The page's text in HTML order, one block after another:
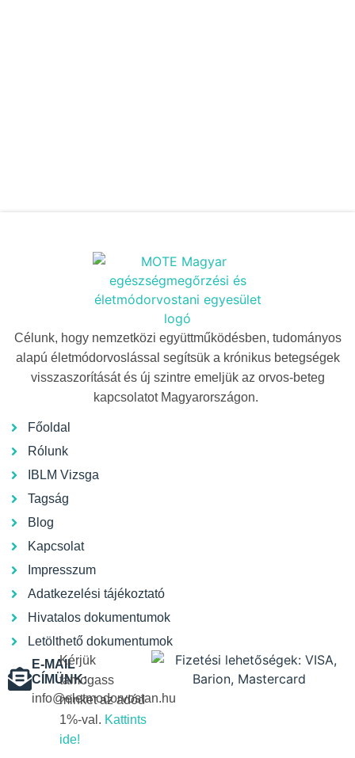
Célunk, hogy nemzetközi együttműködésben, tudományos
alapú életmódorvoslással segítsük a krónikus betegségek
visszaszorítását és új szintre emeljük az orvos-beteg
kapcsolatot Magyarországon.
Főoldal
Rólunk
IBLM Vizsga
Tagság
Blog
Kapcsolat
Impresszum
Adatkezelési tájékoztató
Hivatalos dokumentumok
Letölthető dokumentumok
E-MAIL
CÍMÜNK:
info@eletmodorvostan.hu
Kérjük
támogass
minket az adód
1%-val. Kattints
ide!